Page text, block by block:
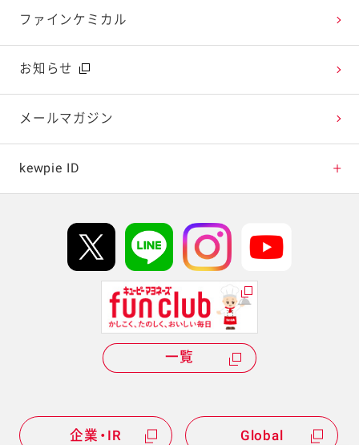
企業・IR Global
今日のレシピギャラリー
おたのしみコンテンツ
広告ギャラリー
テレビ・ラジオ
キャンペーン・イベント
ファインケミカル
お知らせ
メールマガジン
kewpie ID
Hi! kewpieについて
Qummyについて
一覧